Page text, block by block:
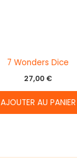
7 Wonders Dice
27,00 €
AJOUTER AU PANIER